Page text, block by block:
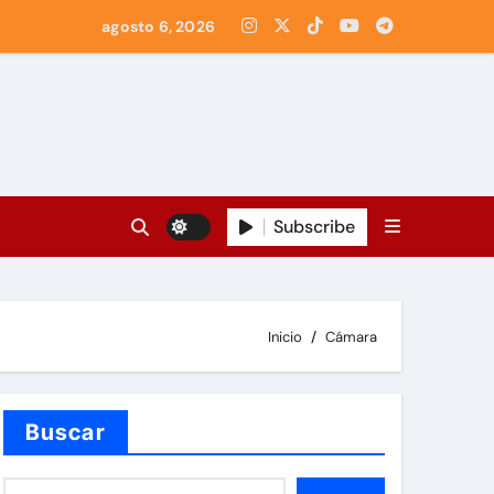
agosto 6, 2026
Subscribe
Inicio Cámara
Buscar